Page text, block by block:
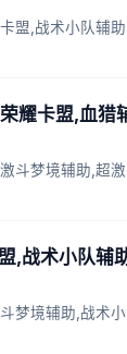
,战术小队辅
耀卡盟,血猎
梦境辅助,超
,战术小队辅
境辅助,战术